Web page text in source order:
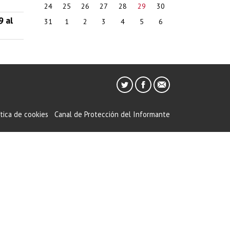
al
24
25 26 27 28 29
30
31
1 2 3 4 5 6
de cookies Canal de Protección del Informante